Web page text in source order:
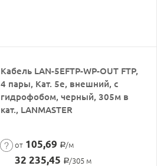
Кабель LAN-5EFTP-WP-OUT FTP,
4 пары, Кат. 5e, внешний, с
гидрофобом, черный, 305м в
кат., LANMASTER
от 105,69 Р/м
32 235,45 Р/305 м